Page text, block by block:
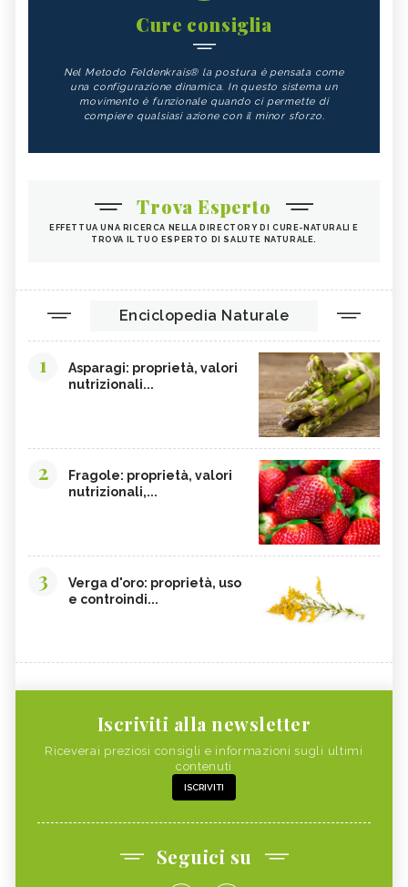
Cure consiglia
Nel Metodo Feldenkrais® la postura è pensata come
una configurazione dinamica. In questo sistema un
movimento è funzionale quando ci permette di
compiere qualsiasi azione con il minor sforzo.
Trova Esperto
EFFETTUA UNA RICERCA NELLA DIRECTORY DI CURE-NATURALI E
TROVA IL TUO ESPERTO DI SALUTE NATURALE.
Enciclopedia Naturale
1
Asparagi: proprietà, valori
nutrizionali...
2
Fragole: proprietà, valori
nutrizionali,...
3
Verga d'oro: proprietà, uso
e controindi...
Iscriviti alla newsletter
Riceverai preziosi consigli e informazioni sugli ultimi
contenuti
ISCRIVITI
Seguici su